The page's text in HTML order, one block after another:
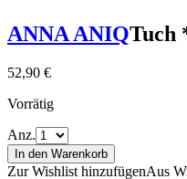
ANNA ANIQTuch
52,90 €
Vorrätig
Anz.
In den Warenkorb
Zur Wishlist hinzufügenAus